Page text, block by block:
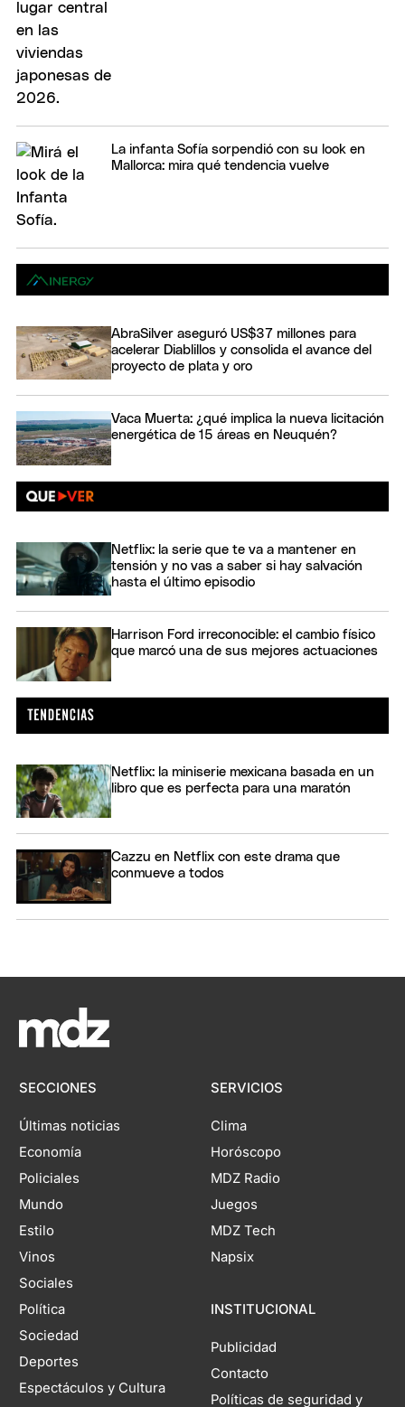
La infanta Sofía sorpendió con su look en
Mallorca: mira qué tendencia vuelve
AbraSilver aseguró US$37 millones para
acelerar Diablillos y consolida el avance del
proyecto de plata y oro
Vaca Muerta: ¿qué implica la nueva licitación
energética de 15 áreas en Neuquén?
Netflix: la serie que te va a mantener en
tensión y no vas a saber si hay salvación
hasta el último episodio
Harrison Ford irreconocible: el cambio físico
que marcó una de sus mejores actuaciones
Netflix: la miniserie mexicana basada en un
libro que es perfecta para una maratón
Cazzu en Netflix con este drama que
conmueve a todos
SECCIONES
Últimas noticias
Economía
Policiales
Mundo
Estilo
Vinos
Sociales
Política
Sociedad
Deportes
Espectáculos y Cultura
SERVICIOS
Clima
Horóscopo
MDZ Radio
Juegos
MDZ Tech
Napsix
INSTITUCIONAL
Publicidad
Contacto
Políticas de seguridad y